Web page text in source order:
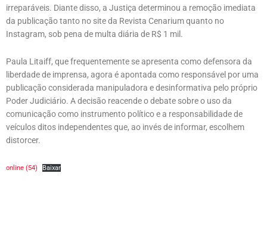
irreparáveis. Diante disso, a Justiça determinou a remoção imediata
da publicação tanto no site da Revista Cenarium quanto no
Instagram, sob pena de multa diária de R$ 1 mil.
Paula Litaiff, que frequentemente se apresenta como defensora da
liberdade de imprensa, agora é apontada como responsável por uma
publicação considerada manipuladora e desinformativa pelo próprio
Poder Judiciário. A decisão reacende o debate sobre o uso da
comunicação como instrumento político e a responsabilidade de
veículos ditos independentes que, ao invés de informar, escolhem
distorcer.
online (54) Baixar